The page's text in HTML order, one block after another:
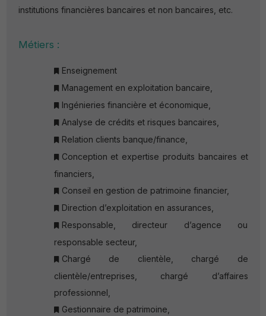
institutions financières bancaires et non bancaires, etc.
Métiers :
Enseignement
Management en exploitation bancaire,
Ingénieries financière et économique,
Analyse de crédits et risques bancaires,
Relation clients banque/finance,
Conception et expertise produits bancaires et
financiers,
Conseil en gestion de patrimoine financier,
Direction d’exploitation en assurances,
Responsable, directeur d’agence ou
responsable secteur,
Chargé de clientèle, chargé de
clientèle/entreprises, chargé d’affaires
professionnel,
Gestionnaire de patrimoine,